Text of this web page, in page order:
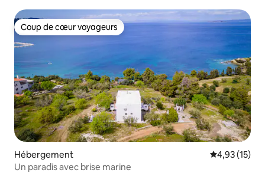
Coup de cœur voyageurs
Coup de cœur voyageurs
Hébergement Évaluation
4,93 (15)
Un paradis avec brise marine